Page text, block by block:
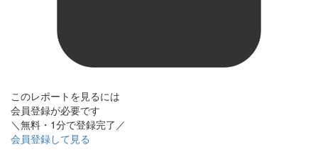
このレポートを見るには
会員登録が必要です
＼無料・1分で登録完了／
会員登録して見る